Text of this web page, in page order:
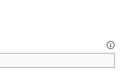
